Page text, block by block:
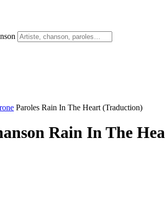
Paroles Rain In The Heart (Traduction)
Rain In The